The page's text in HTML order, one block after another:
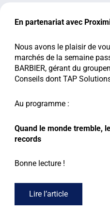
En partenariat avec
Nous avons le plaisir de
marchés de la semaine
BARBIER, gérant du
Conseils dont TAP
Au programme :
Quand le monde tremble,
records
Bonne lecture !
Lire l’article